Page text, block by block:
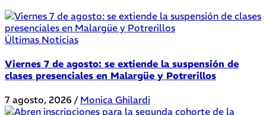
Últimas Noticias
Viernes 7 de agosto: se extiende la suspensión de
clases presenciales en Malargüe y Potrerillos
7 agosto, 2026 / Monica Ghilardi